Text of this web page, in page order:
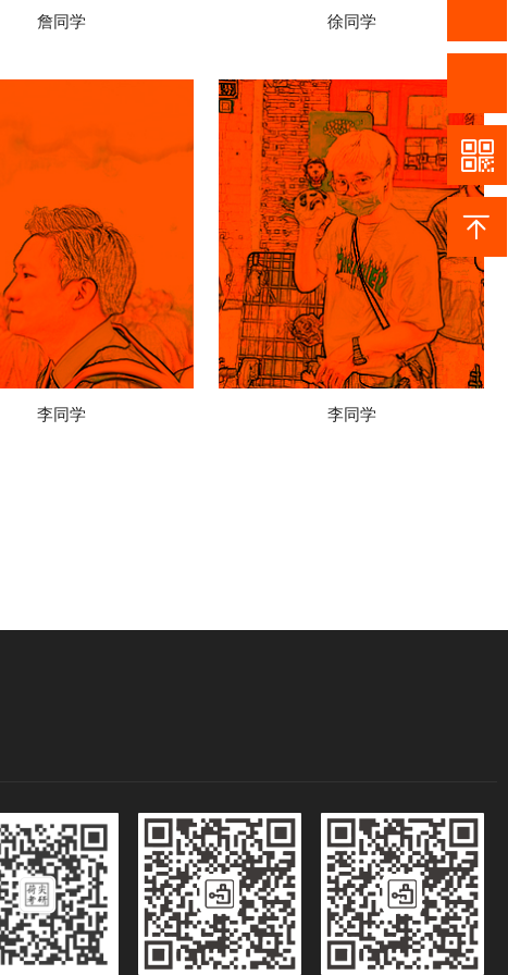
詹同学 徐同学
李同学 李同学